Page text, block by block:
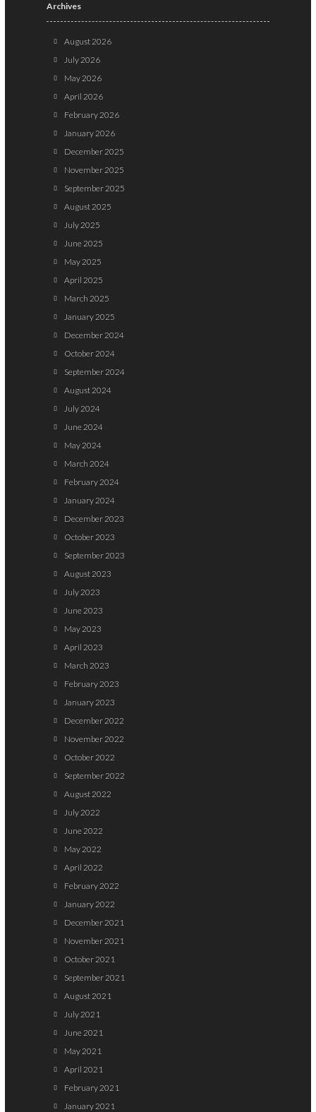
Archives
August 2026
July 2026
May 2026
April 2026
February 2026
January 2026
December 2025
November 2025
September 2025
August 2025
July 2025
June 2025
May 2025
April 2025
March 2025
January 2025
December 2024
October 2024
September 2024
August 2024
July 2024
June 2024
May 2024
March 2024
February 2024
January 2024
December 2023
October 2023
September 2023
August 2023
July 2023
June 2023
May 2023
April 2023
March 2023
February 2023
January 2023
December 2022
November 2022
October 2022
September 2022
August 2022
July 2022
June 2022
May 2022
April 2022
February 2022
January 2022
December 2021
November 2021
October 2021
September 2021
August 2021
July 2021
June 2021
May 2021
April 2021
February 2021
January 2021